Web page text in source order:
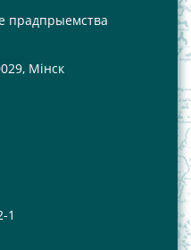
прадпрыемства
Мінск
1